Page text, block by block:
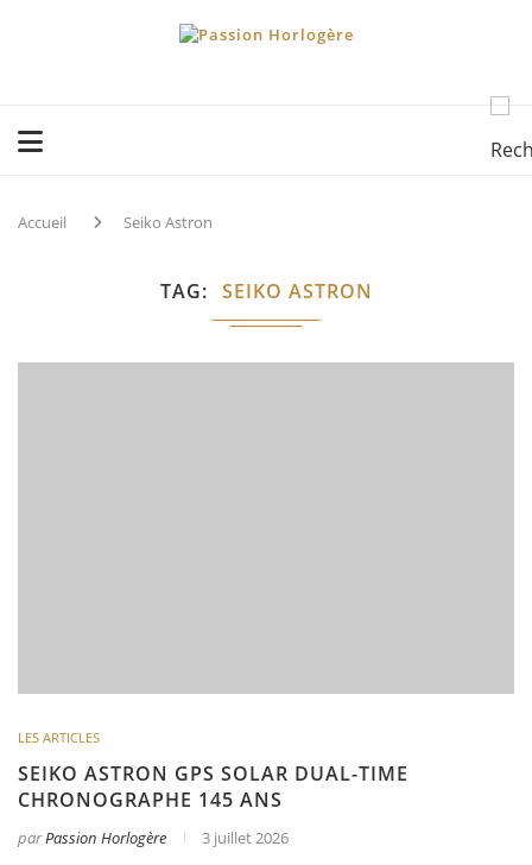
Accueil Seiko Astron
TAG SEIKO ASTRON
LES ARTICLES
SEIKO ASTRON GPS SOLAR DUAL-TIME
CHRONOGRAPHE 145 ANS
parPassion Horlogère 3 juillet 2026